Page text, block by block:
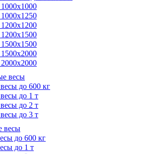
весы
до 600 кг
до 1 т
до 2 т
до 3 т
весы
до 600 кг
до 1 т